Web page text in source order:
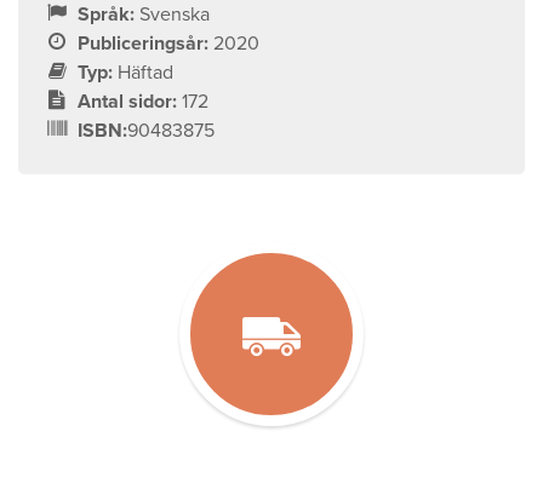
Språk: Svenska
Publiceringsår: 2020
Typ: Häftad
Antal sidor: 172
ISBN:90483875